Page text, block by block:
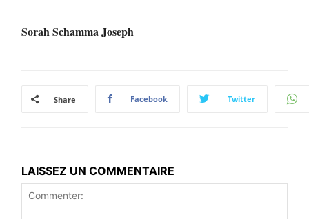
Sorah Schamma Joseph
Share Facebook Twitter
LAISSEZ UN COMMENTAIRE